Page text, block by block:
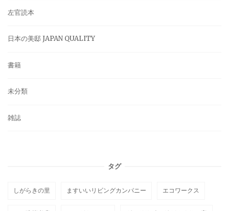
左官読本
日本の美邸 JAPAN QUALITY
書籍
未分類
雑誌
タグ
しがらきの里 ますいいリビングカンパニー エコワークス